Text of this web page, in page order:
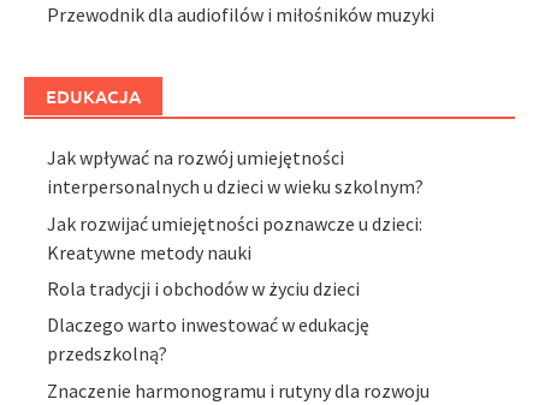
Przewodnik dla audiofilów i miłośników muzyki
EDUKACJA
Jak wpływać na rozwój umiejętności
interpersonalnych u dzieci w wieku szkolnym?
Jak rozwijać umiejętności poznawcze u dzieci:
Kreatywne metody nauki
Rola tradycji i obchodów w życiu dzieci
Dlaczego warto inwestować w edukację
przedszkolną?
Znaczenie harmonogramu i rutyny dla rozwoju